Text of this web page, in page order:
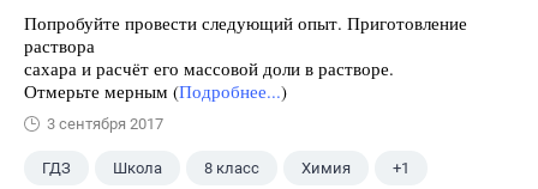
Попробуйте провести следующий опыт. Приготовление
раствора
сахара и расчёт его массовой доли в растворе.
Отмерьте мерным (Подробнее...)
3 сентября 2017
ГДЗ Школа 8 класс Химия +1